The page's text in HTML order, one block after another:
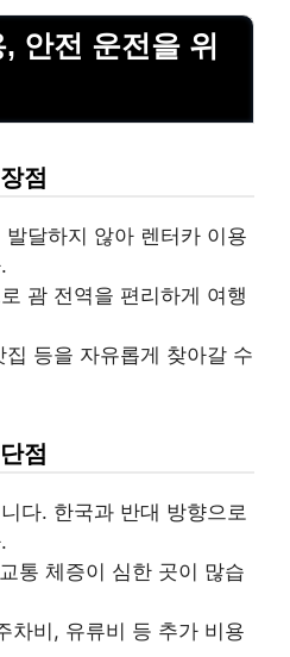
안전 운전을 위
점
발달하지 않아 렌터카 이용
괌 전역을 편리하게 여행
집 등을 자유롭게 찾아갈 수
점
다. 한국과 반대 방향으로
통 체증이 심한 곳이 많습
차비, 유류비 등 추가 비용